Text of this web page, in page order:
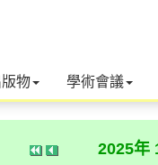
物 學術會議
2025年